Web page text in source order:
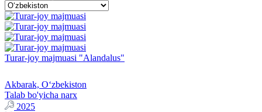
Turar-joy majmuasi "Alandalus"
Akbarak, Oʻzbekiston
Talab bo'yicha narx
2025